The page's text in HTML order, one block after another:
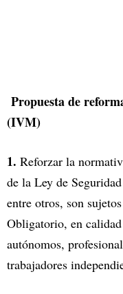
Propuesta de
(IVM)
1. Reforzar la
de la Ley de
entre otros, son
Obligatorio, en
autónomos,
trabajadores